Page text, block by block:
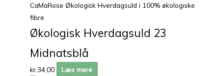
CaMaRose Økologisk Hverdagsuld i 100% økologiske
fibre
Økologisk Hverdagsuld 23
Midnatsblå
kr.34,00 Læs mere